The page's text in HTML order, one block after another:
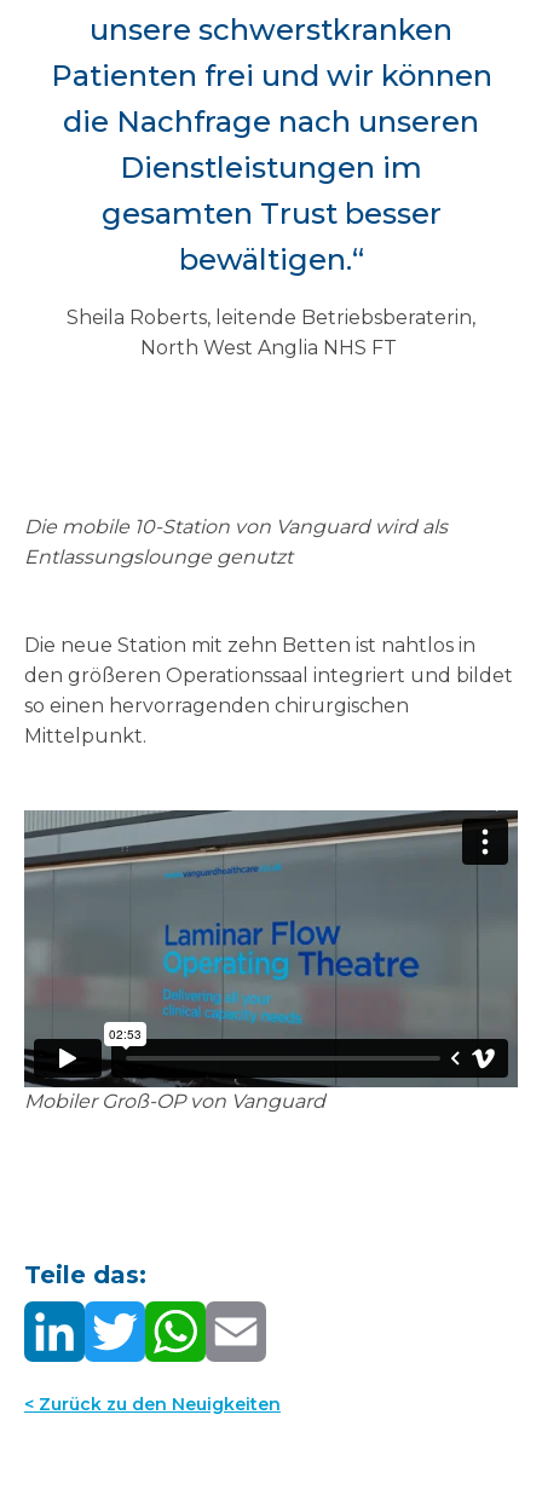
unsere schwerstkranken
Patienten frei und wir können
die Nachfrage nach unseren
Dienstleistungen im
gesamten Trust besser
bewältigen.“
Sheila Roberts, leitende Betriebsberaterin,
North West Anglia NHS FT
Die mobile 10-Station von Vanguard wird als
Entlassungslounge genutzt
Die neue Station mit zehn Betten ist nahtlos in
den größeren Operationssaal integriert und bildet
so einen hervorragenden chirurgischen
Mittelpunkt.
Mobiler Groß-OP von Vanguard
Teile das:
< Zurück zu den Neuigkeiten